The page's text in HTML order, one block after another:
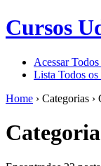
Cursos
Acessar
Lista Todos os
Home › Categorias ›